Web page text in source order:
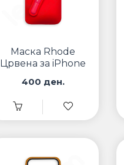
Маска Rhode
Црвена за iPhone
400 ден.